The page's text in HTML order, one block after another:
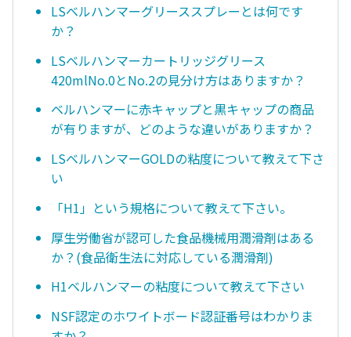
LSベルハンマーグリーススプレーとは何です
か？
LSベルハンマーカートリッジグリース
420mlNo.0とNo.2の見分け方はありますか？
ベルハンマーに赤キャップと黒キャップの商品
が有りますが、どのような違いがありますか？
LSベルハンマーGOLDの粘度について教えて下さ
い
「H1」という規格について教えて下さい。
厚生労働省が認可した食品機械用潤滑剤はある
か？(食品衛生法に対応している潤滑剤)
H1ベルハンマーの粘度について教えて下さい
NSF認定のホワイトボード認証番号はわかりま